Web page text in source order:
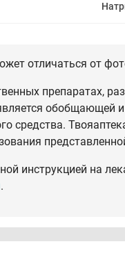
отличаться от
препаратах,
обобщающей
средства.
инструкцией на
.